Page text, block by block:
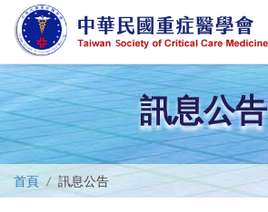
訊息公告
首頁 訊息公告